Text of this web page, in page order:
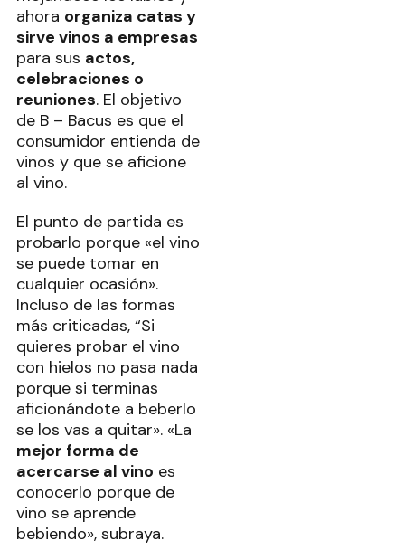
ahora organiza catas y
sirve vinos a empresas
para sus actos,
celebraciones o
reuniones. El objetivo
de B – Bacus es que el
consumidor entienda de
vinos y que se aficione
al vino.
El punto de partida es
probarlo porque «el vino
se puede tomar en
cualquier ocasión».
Incluso de las formas
más criticadas, “Si
quieres probar el vino
con hielos no pasa nada
porque si terminas
aficionándote a beberlo
se los vas a quitar». «La
mejor forma de
acercarse al vino es
conocerlo porque de
vino se aprende
bebiendo», subraya.